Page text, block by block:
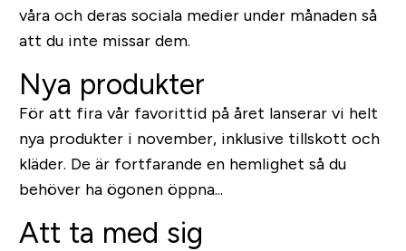
våra och deras sociala medier under månaden så
att du inte missar dem.
Nya produkter
För att fira vår favorittid på året lanserar vi helt
nya produkter i november, inklusive tillskott och
kläder. De är fortfarande en hemlighet så du
behöver ha ögonen öppna...
Att ta med sig